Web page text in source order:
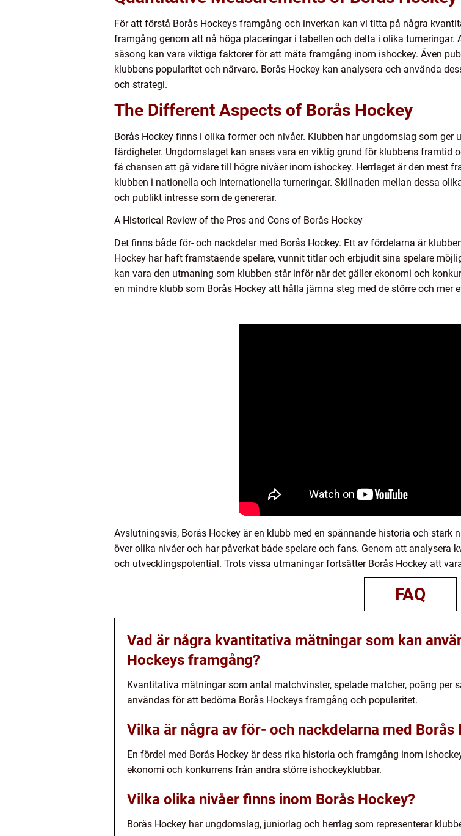
För att förstå Borås Hockeys framgång och inverkan kan vi titta på några
framgång genom att nå höga placeringar i tabellen och delta i olika turneringar.
säsong kan vara viktiga faktorer för att mäta framgång inom ishockey. Även
klubbens popularitet och närvaro. Borås Hockey kan analysera och använda
och strategi.
The Different Aspects of Borås Hockey
Borås Hockey finns i olika former och nivåer. Klubben har ungdomslag som
färdigheter. Ungdomslaget kan anses vara en viktig grund för klubbens framtid
få chansen att gå vidare till högre nivåer inom ishockey. Herrlaget är den mest
klubben i nationella och internationella turneringar. Skillnaden mellan dessa
och publikt intresse som de genererar.
A Historical Review of the Pros and Cons of Borås Hockey
Det finns både för- och nackdelar med Borås Hockey. Ett av fördelarna är
Hockey har haft framstående spelare, vunnit titlar och erbjudit sina spelare
kan vara den utmaning som klubben står inför när det gäller ekonomi och
en mindre klubb som Borås Hockey att hålla jämna steg med de större och mer
Avslutningsvis, Borås Hockey är en klubb med en spännande historia och stark
över olika nivåer och har påverkat både spelare och fans. Genom att
och utvecklingspotential. Trots vissa utmaningar fortsätter Borås Hockey att
FAQ
Vad är några kvantitativa mätningar som kan
Hockeys framgång?
Kvantitativa mätningar som antal matchvinster, spelade matcher, poäng
användas för att bedöma Borås Hockeys framgång och popularitet.
Vilka är några av för- och nackdelarna med Borås
En fördel med Borås Hockey är dess rika historia och framgång inom
ekonomi och konkurrens från andra större ishockeyklubbar.
Vilka olika nivåer finns inom Borås Hockey?
Borås Hockey har ungdomslag, juniorlag och herrlag som representerar